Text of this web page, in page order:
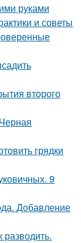
руками
и советы
второго
грядки
9
Добавление